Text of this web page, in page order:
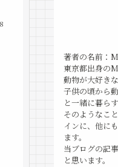
著者の名前：
東京都出身の
動物が大好き
子供の頃から
と一緒に暮ら
そのようなこ
インに、他に
ます。
当ブログの記
と思います。